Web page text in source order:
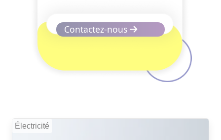
Contactez-nous
Électricité